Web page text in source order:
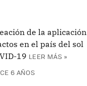
de la aplicación
en el país del sol
19 LEER MÁS »
6 AÑOS